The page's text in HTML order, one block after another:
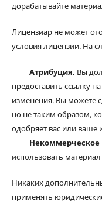
дорабатывайте
Лицензиар не может
условия лицензии. На
Атрибуция. Вы
предоставить ссылку
изменения. Вы можете
но не таким образом,
одобряет вас или ваше
Некоммерческое
использовать
Никаких
применять